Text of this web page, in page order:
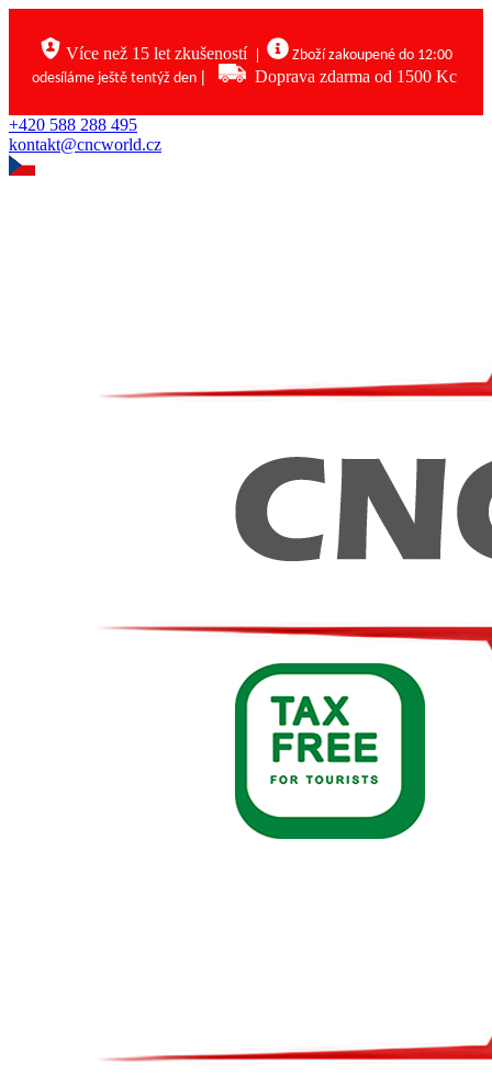
Více než 15 let zkušeností
Zboží zakoupené do 12:00
odesíláme ještě tentýž den | Doprava zdarma od 1500 Kc
+420 588 288 495
kontakt@cncworld.cz